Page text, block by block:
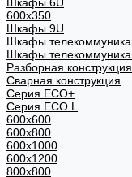
600x350
Шкафы 9U
Шкафы
Шкафы
Разборная конструкция
Сварная конструкция
Серия ECO+
Серия ECO L
600x600
600x800
600х1000
600х1200
800x800